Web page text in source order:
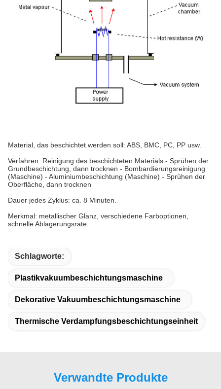
Material, das beschichtet werden soll: ABS, BMC, PC, PP usw.
Verfahren: Reinigung des beschichteten Materials - Sprühen der
Grundbeschichtung, dann trocknen - Bombardierungsreinigung
(Maschine) - Aluminiumbeschichtung (Maschine) - Sprühen der
Oberfläche, dann trocknen
Dauer jedes Zyklus: ca. 8 Minuten.
Merkmal: metallischer Glanz, verschiedene Farboptionen,
schnelle Ablagerungsrate.
Schlagworte:
Plastikvakuumbeschichtungsmaschine
Dekorative Vakuumbeschichtungsmaschine
Thermische Verdampfungsbeschichtungseinheit
Verwandte Produkte